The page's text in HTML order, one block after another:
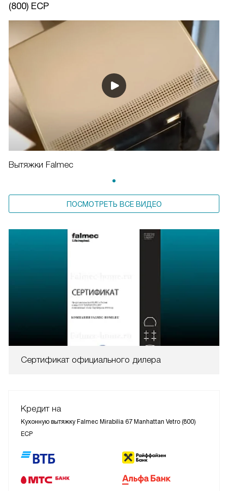
(800) ECP
Вытяжки Falmec
ПОСМОТРЕТЬ ВСЕ ВИДЕО
Сертификат официального дилера
Кредит на
Кухонную вытяжку Falmec Mirabilia 67 Manhattan Vetro (800)
ECP